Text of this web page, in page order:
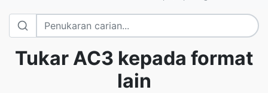
Tukar AC3 kepada format
lain